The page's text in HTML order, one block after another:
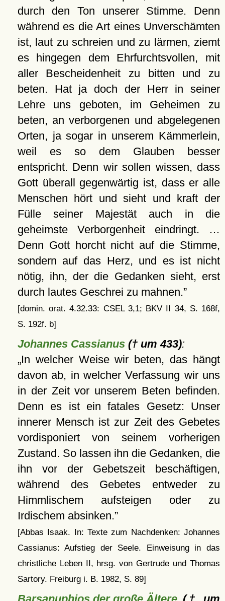
durch den Ton unserer Stimme. Denn
während es die Art eines Unverschämten
ist, laut zu schreien und zu lärmen, ziemt
es hingegen dem Ehrfurchtsvollen, mit
aller Bescheidenheit zu bitten und zu
beten. Hat ja doch der Herr in seiner
Lehre uns geboten, im Geheimen zu
beten, an verborgenen und abgelegenen
Orten, ja sogar in unserem Kämmerlein,
weil es so dem Glauben besser
entspricht. Denn wir sollen wissen, dass
Gott überall gegenwärtig ist, dass er alle
Menschen hört und sieht und kraft der
Fülle seiner Majestät auch in die
geheimste Verborgenheit eindringt. …
Denn Gott horcht nicht auf die Stimme,
sondern auf das Herz, und es ist nicht
nötig, ihn, der die Gedanken sieht, erst
durch lautes Geschrei zu mahnen.
[domin. orat. 4.32.33: CSEL 3,1; BKV II 34, S. 168f,
S. 192f. b]
Johannes Cassianus(† um 433):
In welcher Weise wir beten, das hängt
davon ab, in welcher Verfassung wir uns
in der Zeit vor unserem Beten befinden.
Denn es ist ein fatales Gesetz: Unser
innerer Mensch ist zur Zeit des Gebetes
vordisponiert von seinem vorherigen
Zustand. So lassen ihn die Gedanken, die
ihn vor der Gebetszeit beschäftigen,
während des Gebetes entweder zu
Himmlischem aufsteigen oder zu
Irdischem absinken.
[Abbas Isaak. In: Texte zum Nachdenken: Johannes
Cassianus: Aufstieg der Seele. Einweisung in das
christliche Leben II, hrsg. von Gertrude und Thomas
Sartory. Freiburg i. B. 1982, S. 89]